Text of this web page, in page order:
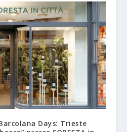
Days: Trieste